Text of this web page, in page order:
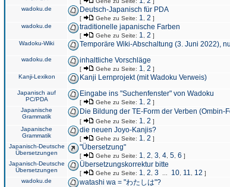
wadoku.de Deutsch-Japanisch für PDA
[ Gehe zu Seite: 1 2 ]
wadoku.de traditionelle japanische Farben
[ Gehe zu Seite: 1 2 ]
Wadoku-Wiki Temporäre Wiki-Abschaltung (3. Juni 2022),
wadoku.de inhaltliche Vorschläge
[ Gehe zu Seite: 1 2 ]
Kanji-Lexikon Kanji Lernprojekt (mit Wadoku Verweis)
Japanisch auf
PC/PDA
Eingabe ins "Suchenfenster" von Wadoku
[ Gehe zu Seite: 1 2 ]
Japanische
Grammatik
Die Bildung der TE-Form der Verben (Ombin-
[ Gehe zu Seite: 1 2 ]
Japanische
Grammatik
die neuen Joyo-Kanjis?
[ Gehe zu Seite: 1 2 ]
Japanisch-Deutsche
Übersetzungen
"Übersetzung"
[ Gehe zu Seite: 1 2 3 4 5 6 ]
Japanisch-Deutsche
Übersetzungen
Übersetzungskorrektur bitte
[ Gehe zu Seite: 1 2 3 10 11 12 ]
wadoku.de watashi wa = "わたしは"?